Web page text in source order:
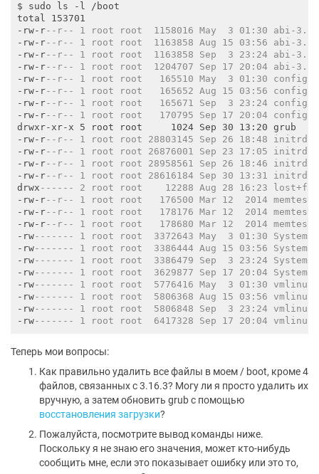
$ sudo ls -l /boot
total 153701
-rw-r--r-- 1 root root  1158016 May  3 01:30 abi-
-rw-r--r-- 1 root root  1163858 Aug 15 03:56 abi-
-rw-r--r-- 1 root root  1163858 Sep  3 23:24 abi-
-rw-r--r-- 1 root root  1204707 Sep 17 20:04 abi-
-rw-r--r-- 1 root root   165510 May  3 01:30 config-
-rw-r--r-- 1 root root   165652 Aug 15 03:56 config-
-rw-r--r-- 1 root root   165671 Sep  3 23:24 config-
-rw-r--r-- 1 root root   170795 Sep 17 20:04 config-
drwxr-xr-x 5 root root     1024 Sep 30 13:20 grub
-rw-r--r-- 1 root root 28803145 Sep 26 18:48
-rw-r--r-- 1 root root 26876001 Sep 23 17:05
-rw-r--r-- 1 root root 28958561 Sep 26 18:46
-rw-r--r-- 1 root root 28616184 Sep 30 13:31
drwx ------ 2 root root    12288 Aug 28 16:23
-rw-r--r-- 1 root root   176500 Mar 12  2014
-rw-r--r-- 1 root root   178176 Mar 12  2014
-rw-r--r-- 1 root root   178680 Mar 12  2014
-rw------- 1 root root  3372643 May  3 01:30
-rw------- 1 root root  3386444 Aug 15 03:56
-rw------- 1 root root  3386479 Sep  3 23:24
-rw------- 1 root root  3629877 Sep 17 20:04
-rw------- 1 root root  5776416 May  3 01:30
-rw------- 1 root root  5806368 Aug 15 03:56
-rw------- 1 root root  5806848 Sep  3 23:24 vmlinuz-
-rw------- 1 root root  6417328 Sep 17 20:04 vmlinuz-
Теперь мои вопросы:
Как правильно удалить все файлы в моем / boot, кроме 4
файлов, связанных с 3.16.3? Могу ли я просто удалить их
вручную, а затем обновить grub с помощью
восстановления загрузки?
Пожалуйста, посмотрите вывод команды ниже.
Поскольку я не знаю его значения, может кто-нибудь
сообщить мне, если это показывает ошибку или это то,